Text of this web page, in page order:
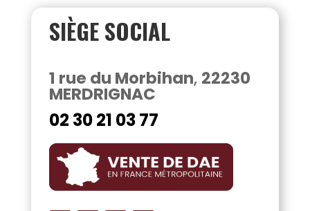
SIÈGE SOCIAL
1 rue du Morbihan, 22230
MERDRIGNAC
02 30 21 03 77